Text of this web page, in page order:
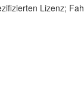
Lizenz;